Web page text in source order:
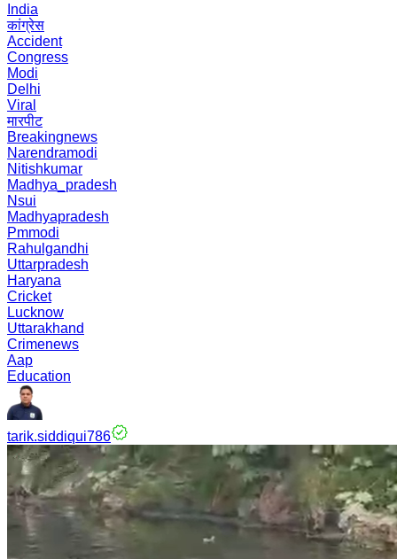
India
कांग्रेस
Accident
Congress
Modi
Delhi
Viral
मारपीट
Breakingnews
Narendramodi
Nitishkumar
Madhya_pradesh
Nsui
Madhyapradesh
Pmmodi
Rahulgandhi
Uttarpradesh
Haryana
Cricket
Lucknow
Uttarakhand
Crimenews
Aap
Education
tarik.siddiqui786